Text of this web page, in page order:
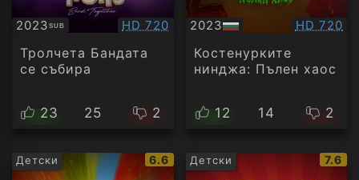
2023SUB
Субтитри Качество:
HD 720
Тролчета Бандата
се събира
23 25 2
2023
БГ
аудио
HD 720
Костенурките
нинджа: Пълен хаос
12 14 2
Детски
IMDb
рейтинг:
6.6 Детски
IMDb
7.6